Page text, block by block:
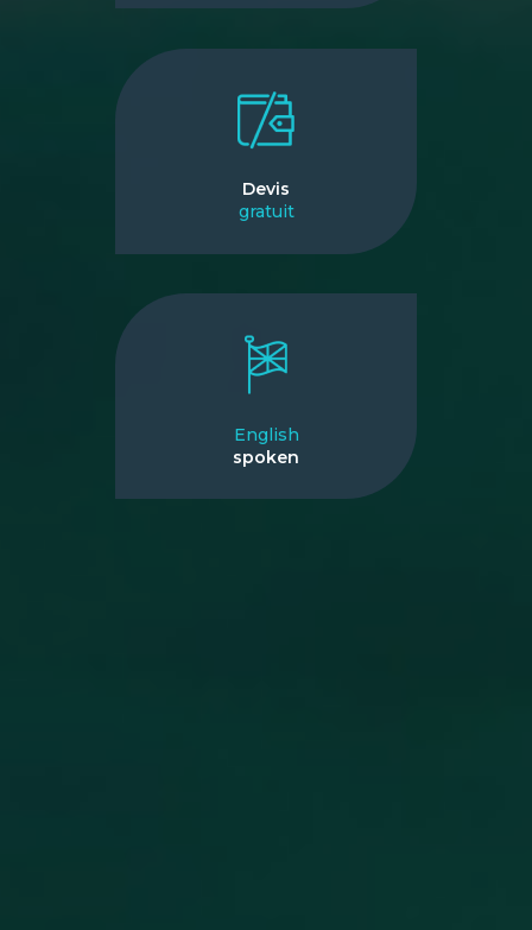
Devis
gratuit
English
spoken